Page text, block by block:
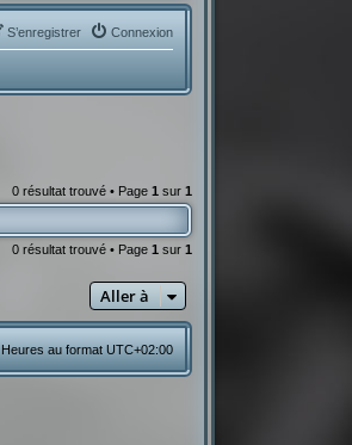
Connexion
S’enregistrer
0 résultat trouvé • Page 1 sur 1
0 résultat trouvé • Page 1 sur 1
Aller à
Heures au format UTC+02:00